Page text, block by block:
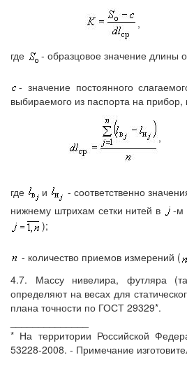
,
где - образцовое значение длины
- значение постоянного
выбираемого из паспорта на
,
где и
- соответственно
нижнему штрихам сетки нитей в
-м
=
);
- количество приемов измерений (
4.7. Массу нивелира, футляра
определяют на весах для
плана точности по ГОСТ 29329*.
* На территории Российской
53228-2008. - Примечание